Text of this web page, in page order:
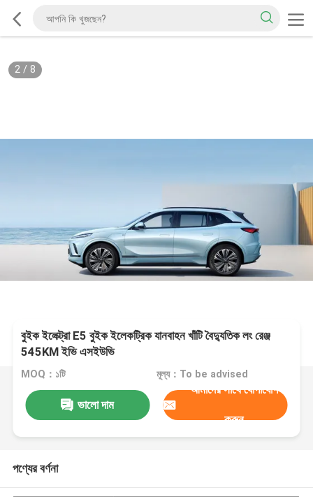
2/ 8
বুইক ইলেক্ট্রা E5 বুইক ইলেকট্রিক যানবাহন খাঁটি বৈদ্যুতিক লং রেঞ্জ
545KM ইভি এসইউভি
MOQ：১টি মূল্য：To be advised
ভালো দাম
আমাদের সাথে যোগাযোগ
করুন
পণ্যের বর্ণনা